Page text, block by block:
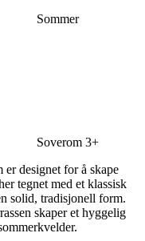
Sommer
Soverom 3+
er designet for å skape
tegnet med et klassisk
solid, tradisjonell form.
skaper et hyggelig